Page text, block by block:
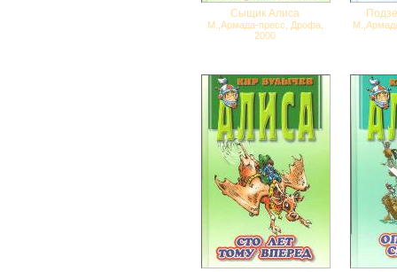
Сыщик Алиса
М.,Армада-пресс, Дрофа,
2000